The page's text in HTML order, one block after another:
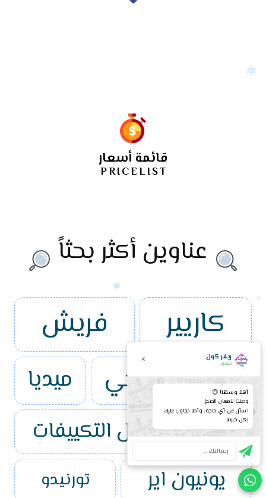
قائمة أسعار
PRICELIST
عناوين أكثر بحثاً
كاريير فريش
جري ال جي ميديا
شارب
كل التكييفات
يونيون اير
تورنيدو
ريفر كول
متصل ×
أهلاً وسهلاً! 😊
وصلت للمكان الصح!
اسأل عن أي حاجة، وأحنا نجاوب عليك
بكل خبرتنا